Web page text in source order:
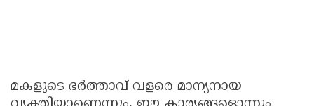
മകളുടെ ഭർത്താവ് വളരെ മാന്യനായ